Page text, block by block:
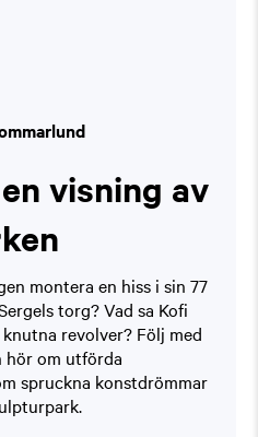
visning av
montera en hiss i sin 77
torg? Vad sa Kofi
revolver? Följ med
hör om utförda
spruckna konstdrömmar